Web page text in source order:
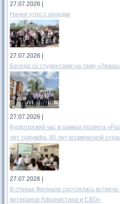
27.07.2026 |
Начни утро с зарядки
27.07.2026 |
Беседа со студентами на тему
27.07.2026 |
Кураторский час в рамках проекта
лет триумфа. 80 лет космической
27.07.2026 |
В стенах Филиала состоялась
ветеранов Афганистана и СВО»